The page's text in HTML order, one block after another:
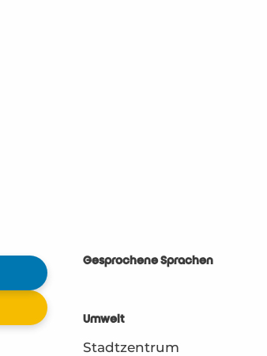
Gesprochene Sprachen
Gesprochene Sprachen
Umwelt
Umwelt
Stadtzentrum